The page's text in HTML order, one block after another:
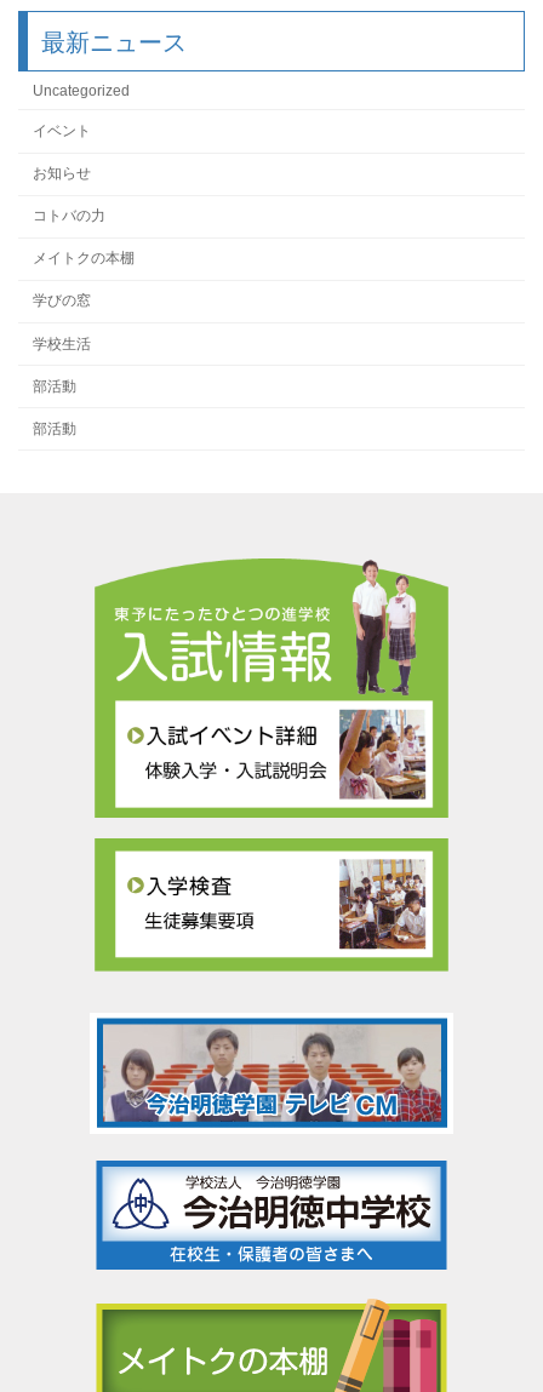
最新ニュース
Uncategorized
イベント
お知らせ
コトバの力
メイトクの本棚
学びの窓
学校生活
部活動
部活動